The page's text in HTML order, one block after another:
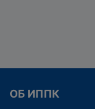
ОБ ИППК